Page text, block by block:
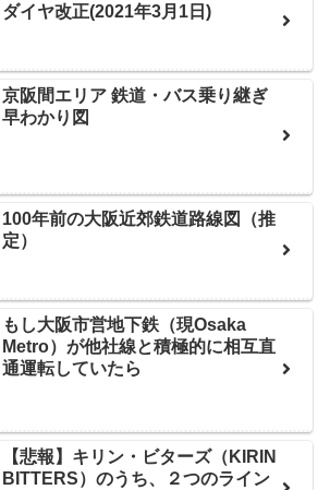
ダイヤ改正(2021年3月1日)
京阪間エリア 鉄道・バス乗り継ぎ
早わかり図
100年前の大阪近郊鉄道路線図（推
定）
もし大阪市営地下鉄（現Osaka
Metro）が他社線と積極的に相互直
通運転していたら
【悲報】キリン・ビターズ（KIRIN
BITTERS）のうち、２つのライン